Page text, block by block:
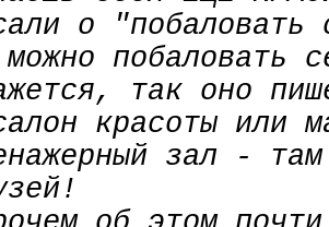
о "побаловать
побаловать
так оно
красоты или
зал -